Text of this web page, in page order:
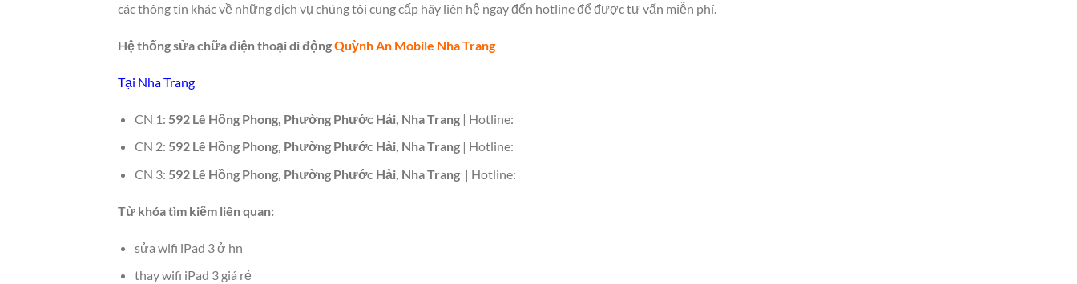
các thông tin khác về những dịch vụ chúng tôi cung cấp hãy liên hệ ngay đến hotline để được tư vấn miễn phí.
Hệ thống sửa chữa điện thoại di độngQuỳnh An Mobile Nha Trang
Tại Nha Trang
CN 1: 592 Lê Hồng Phong, Phường Phước Hải, Nha Trang| Hotline:
CN 2: 592 Lê Hồng Phong, Phường Phước Hải, Nha Trang| Hotline:
CN 3: 592 Lê Hồng Phong, Phường Phước Hải, Nha Trang| Hotline:
Từ khóa tìm kiếm liên quan:
sửa wifi iPad 3 ở hn
thay wifi iPad 3 giá rẻ